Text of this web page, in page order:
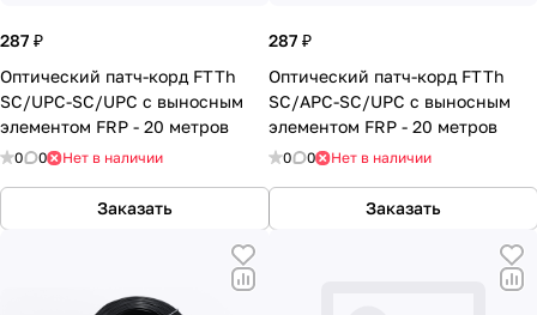
287 ₽
Оптический патч-корд FTTh
SC/UPC-SC/UPC с выносным
элементом FRP - 20 метров
0 0 Нет в наличии
Заказать
287 ₽
Оптический патч-корд FTTh
SC/APC-SC/UPC с выносным
элементом FRP - 20 метров
0 0 Нет в наличии
Заказать